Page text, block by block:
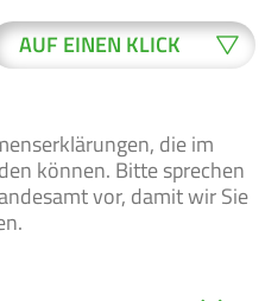
AUF EINEN KLICK
WO ERLEDIGE
ICH WAS?
BUERGER-
SERVICE
die im
können. Bitte sprechen
vor, damit wir Sie